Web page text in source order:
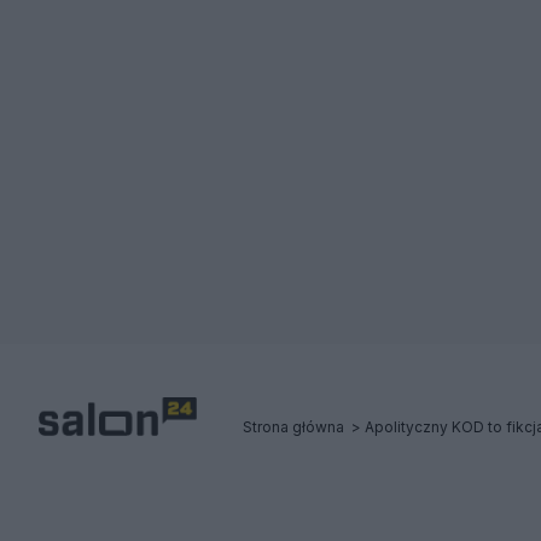
Strona główna Apolityczny KOD to